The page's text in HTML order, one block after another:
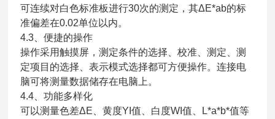
可连续对白色标准板进行30次的测定，其ΔE*ab的标
准偏差在0.02单位以内。
4.3、便捷的操作
操作采用触摸屏，测定条件的选择、校准、测定、测
定项目的选择、表示模式选择都可方便操作。连接电
脑可将测量数据储存在电脑上。
4.4、功能多样化
可以测量色差ΔE、黄度YI值、白度WI值、L*a*b*值等